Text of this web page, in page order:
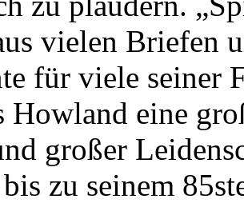
vielen Briefen
für viele seiner
Howland eine
großer
zu seinem